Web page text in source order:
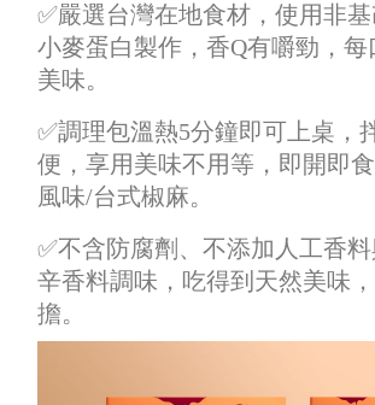
✅嚴選台灣在地食材，使用非
小麥蛋白製作，香Q有嚼勁，
美味。
✅調理包溫熱5分鐘即可上桌，
便，享用美味不用等，即開即
風味/台式椒麻。
✅不含防腐劑、不添加人工香
辛香料調味，吃得到天然美味
擔。